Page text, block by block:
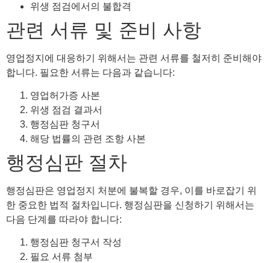
위생 점검에서의 불합격
관련 서류 및 준비 사항
영업정지에 대응하기 위해서는 관련 서류를 철저히 준비해야
합니다. 필요한 서류는 다음과 같습니다:
영업허가증 사본
위생 점검 결과서
행정심판 청구서
해당 법률의 관련 조항 사본
행정심판 절차
행정심판은 영업정지 처분에 불복할 경우, 이를 바로잡기 위
한 중요한 법적 절차입니다. 행정심판을 신청하기 위해서는
다음 단계를 따라야 합니다:
행정심판 청구서 작성
필요 서류 첨부